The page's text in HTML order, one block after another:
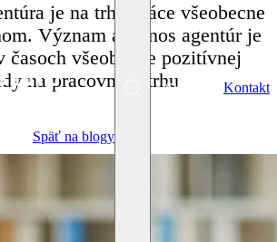
SK
Kontakt
je na trhu práce všeobecne
Význam a prínos agentúr je
časoch všeobecne pozitívnej
na pracovnom trhu
Späť na blogy